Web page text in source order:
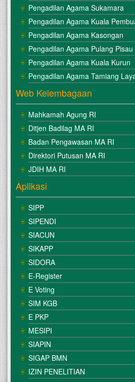
Pengadilan Agama Sukamara
Pengadilan Agama Kuala
Pengadilan Agama Kasongan
Pengadilan Agama Pulang Pisau
Pengadilan Agama Kuala Kurun
Pengadilan Agama Tamiang
Web Kelembagaan
Mahkamah Agung RI
Ditjen Badilag MA RI
Badan Pengawasan MA RI
Direktori Putusan MA RI
JDIH MA RI
Aplikasi
SIPP
SIPENDI
SIACUN
SIKAPP
SIDORA
E-Register
E Voting
SIM KGB
E PKP
MESIPI
SIAPIN
SIGAP BMN
IZIN PENELITIAN